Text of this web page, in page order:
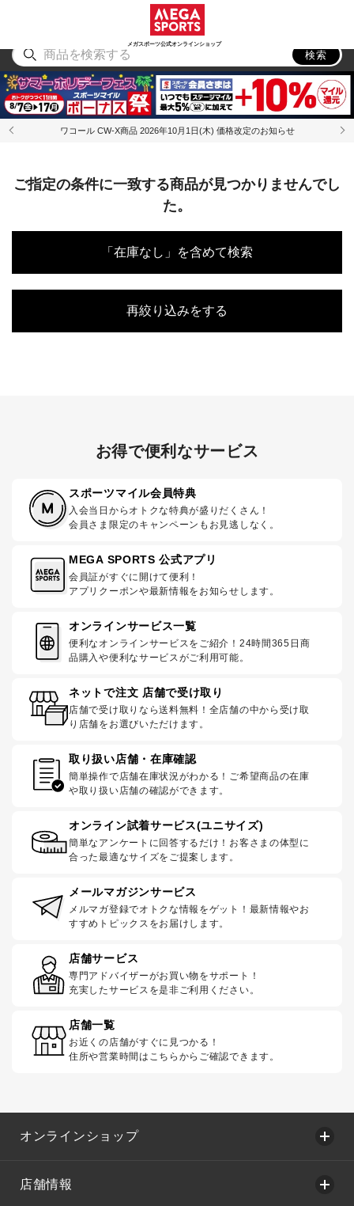
メガスポーツ公式オンラインショップ
アウトドア
検索
ワコール CW-X商品 2026年10月1日(木) 価格改定のお知らせ
ご指定の条件に一致する商品が見つかりませんでし
た。
「在庫なし」を含めて検索
再絞り込みをする
お得で便利なサービス
スポーツマイル会員特典
入会当日からオトクな特典が盛りだくさん！
会員さま限定のキャンペーンもお見逃しなく。
MEGA SPORTS 公式アプリ
会員証がすぐに開けて便利！
アプリクーポンや最新情報をお知らせします。
オンラインサービス一覧
便利なオンラインサービスをご紹介！24時間365日商
品購入や便利なサービスがご利用可能。
ネットで注文 店舗で受け取り
店舗で受け取りなら送料無料！全店舗の中から受け取
り店舗をお選びいただけます。
取り扱い店舗・在庫確認
簡単操作で店舗在庫状況がわかる！ご希望商品の在庫
や取り扱い店舗の確認ができます。
オンライン試着サービス(ユニサイズ)
簡単なアンケートに回答するだけ！お客さまの体型に
合った最適なサイズをご提案します。
メールマガジンサービス
メルマガ登録でオトクな情報をゲット！最新情報やお
すすめトピックスをお届けします。
店舗サービス
専門アドバイザーがお買い物をサポート！
充実したサービスを是非ご利用ください。
店舗一覧
お近くの店舗がすぐに見つかる！
住所や営業時間はこちらからご確認できます。
オンラインショップ
店舗情報